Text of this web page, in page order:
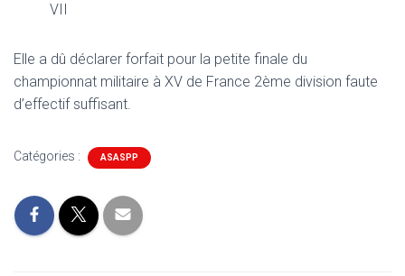
VII
Elle a dû déclarer forfait pour la petite finale du
championnat militaire à XV de France 2ème division faute
d’effectif suffisant.
Catégories : ASASPP